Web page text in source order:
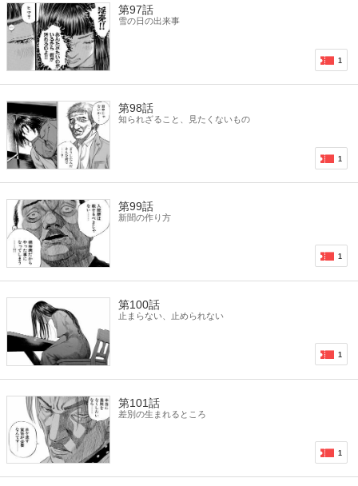
第97話
雪の日の出来事
1
第98話
知られざること、見たくないもの
1
第99話
新聞の作り方
1
第100話
止まらない、止められない
1
第101話
差別の生まれるところ
1